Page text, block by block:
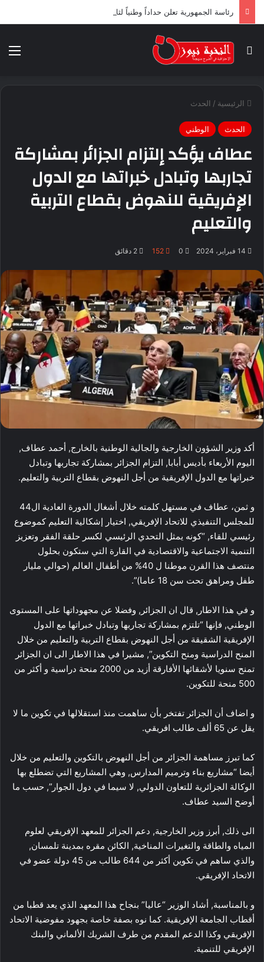
رئاسة الجمهورية تعلن حداداً وطنياً لثلاثة أيام ابتداء من اليوم
بحث عن
الرئيسية / الحدث
الحدث الوطني
عطاف يؤكد إلتزام الجزائر بمشاركة
تجاربها وتبادل خبراتها مع الدول
الإفريقية للنهوض بقطاع التربية
والتعليم
14 فبراير، 2024 0
152
أكد وزير الشؤون الخارجية والجالية الوطنية بالخارج, أحمد عطاف,
اليوم الأربعاء بأديس أبابا, التزام الجزائر بمشاركة تجاربها وتبادل
خبراتها مع الدول الإفريقية من أجل النهوض بقطاع التربية والتعليم.
و ثمن، عطاف في مستهل كلمته خلال أشغال الدورة العادية ال44
للمجلس التنفيذي للاتحاد الإفريقي, اختيار إشكالية التعليم كموضوع
رئيسي للقاء, “كونه يمثل التحدي الرئيسي لكسر حلقة الفقر وتعزيز
التنمية الاجتماعية والاقتصادية في القارة التي ستكون بحلول
منتصف هذا القرن موطنا ل 40% من أطفال العالم (حوالي مليار
طفل ومراهق تحت سن 18 عاما)”.
و في هذا الاطار, قال ان الجزائر, وفضلا عن مجهوداتها على المستوى
الوطني, فإنها “تلتزم بمشاركة تجاربها وتبادل خبراتها مع الدول
الإفريقية الشقيقة من أجل النهوض بقطاع التربية والتعليم من خلال
المنح الدراسية ومنح التكوين”, مشيرا في هذا الاطار الى ان الجزائر
تمنح سنويا لأشقائها الأفارقة أزيد من 2000 منحة دراسية و أكثر من
500 منحة للتكوين.
و اضاف أن الجزائر تفتخر بأن ساهمت منذ استقلالها في تكوين ما لا
يقل عن 65 ألف طالب افريقي.
كما تبرز مساهمة الجزائر من أجل النهوض بالتكوين والتعليم من خلال
أيضا “مشاريع بناء وترميم المدارس, وهي المشاريع التي تضطلع بها
الوكالة الجزائرية للتعاون الدولي, لا سيما في دول الجوار”, حسب ما
أوضح السيد عطاف.
الى ذلك, أبرز وزير الخارجية, دعم الجزائر للمعهد الإفريقي لعلوم
المياه والطاقة والتغيرات المناخية, الكائن مقره بمدينة تلمسان,
والذي ساهم في تكوين أكثر من 644 طالب من 45 دولة عضو في
الاتحاد الإفريقي.
و بالمناسبة, أشاد الوزير “عاليا” بنجاح هذا المعهد الذي يعد قطبا من
أقطاب الجامعة الإفريقية. كما نوه بصفة خاصة بجهود مفوضية الاتحاد
الإفريقي وكذا الدعم المقدم من طرف الشريك الألماني والبنك
الإفريقي للتنمية.